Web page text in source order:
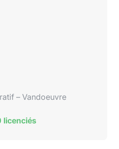
– Vandoeuvre
licenciés